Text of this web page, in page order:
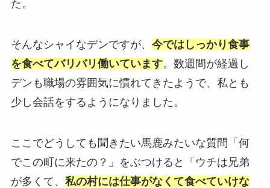
た。
そんなシャイなデンですが、 今ではしっかり食事
を食べてバリバリ働いています。数週間が経過し
デンも職場の雰囲気に慣れてきたようで、私とも
少し会話をするようになりました。
ここでどうしても聞きたい馬鹿みたいな質問「何
でこの町に来たの？」をぶつけると「ウチは兄弟
が多くて、 私の村には仕事がなくて食べていけな